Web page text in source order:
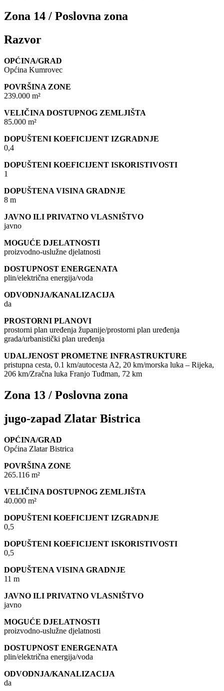
Zona 14 / Poslovna zona
Razvor
OPĆINA/GRAD
Općina Kumrovec
POVRŠINA ZONE
239.000 m²
VELIČINA DOSTUPNOG ZEMLJIŠTA
85.000 m²
DOPUŠTENI KOEFICIJENT IZGRADNJE
0,4
DOPUŠTENI KOEFICIJENT ISKORISTIVOSTI
1
DOPUŠTENA VISINA GRADNJE
8 m
JAVNO ILI PRIVATNO VLASNIŠTVO
javno
MOGUĆE DJELATNOSTI
proizvodno-uslužne djelatnosti
DOSTUPNOST ENERGENATA
plin/električna energija/voda
ODVODNJA/KANALIZACIJA
da
PROSTORNI PLANOVI
prostorni plan uređenja županije/prostorni plan uređenja
grada/urbanistički plan uređenja
UDALJENOST PROMETNE INFRASTRUKTURE
pristupna cesta, 0.1 km/autocesta A2, 20 km/morska luka – Rijeka,
206 km/Zračna luka Franjo Tuđman, 72 km
Zona 13 / Poslovna zona
jugo-zapad Zlatar Bistrica
OPĆINA/GRAD
Općina Zlatar Bistrica
POVRŠINA ZONE
265.116 m²
VELIČINA DOSTUPNOG ZEMLJIŠTA
40.000 m²
DOPUŠTENI KOEFICIJENT IZGRADNJE
0,5
DOPUŠTENI KOEFICIJENT ISKORISTIVOSTI
0,5
DOPUŠTENA VISINA GRADNJE
11 m
JAVNO ILI PRIVATNO VLASNIŠTVO
javno
MOGUĆE DJELATNOSTI
proizvodno-uslužne djelatnosti
DOSTUPNOST ENERGENATA
plin/električna energija/voda
ODVODNJA/KANALIZACIJA
da